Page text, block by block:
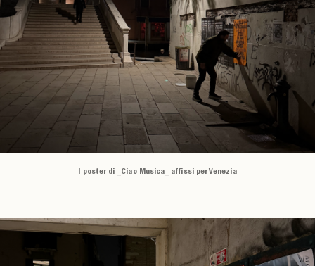
I poster di _Ciao Musica_ affissi per Venezia